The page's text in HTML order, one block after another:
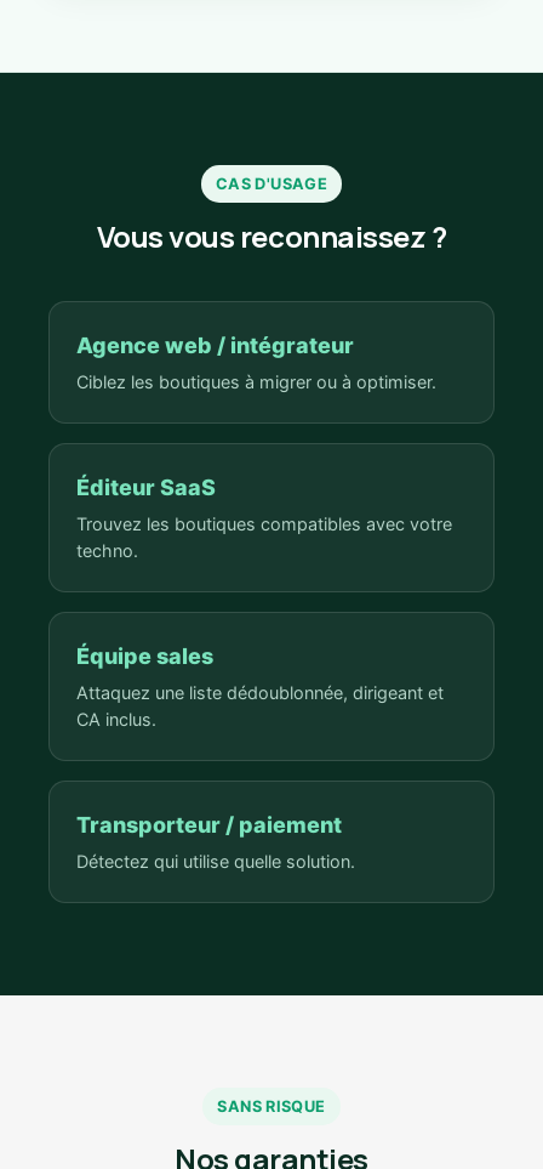
CAS D'USAGE
Vous vous reconnaissez ?
Agence web / intégrateur
Ciblez les boutiques à migrer ou à optimiser.
Éditeur SaaS
Trouvez les boutiques compatibles avec votre
techno.
Équipe sales
Attaquez une liste dédoublonnée, dirigeant et
CA inclus.
Transporteur / paiement
Détectez qui utilise quelle solution.
SANS RISQUE
Nos garanties